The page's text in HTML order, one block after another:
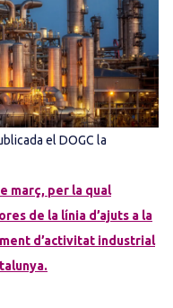
el DOGC la
març, per la qual
de la línia d’ajuts a la
d’activitat industrial